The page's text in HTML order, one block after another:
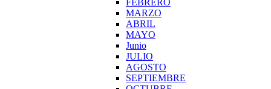
FEBRERO
MARZO
ABRIL
MAYO
Junio
JULIO
AGOSTO
SEPTIEMBRE